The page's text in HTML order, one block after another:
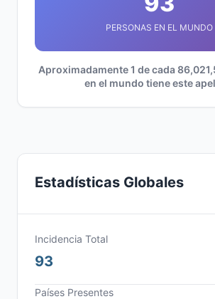
PERSONAS EN EL MUNDO
Aproximadamente 1 de cada
en el mundo tiene este
Estadísticas Globales
Incidencia Total
93
Países Presentes